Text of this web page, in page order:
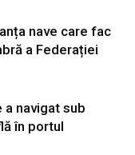
nave care fac
a Federației
a navigat sub
în portul